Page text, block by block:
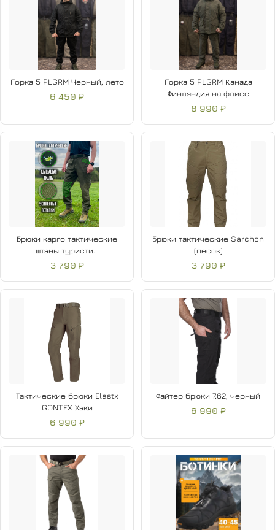
Горка 5 PLGRM Черный, лето
6 450 ₽
Горка 5 PLGRM Канада
Финляндия на флисе
8 990 ₽
Брюки карго тактические
штаны туристи...
3 790 ₽
Брюки тактические Sarchon
(песок)
3 790 ₽
Тактические брюки Elastx
GONTEX Хаки
6 990 ₽
Файтер брюки 7.62, черный
6 990 ₽